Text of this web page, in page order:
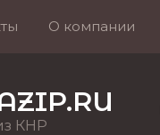
О компании
КНР